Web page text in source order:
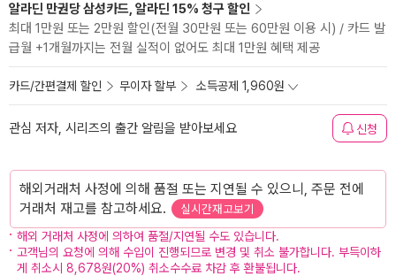
알라딘 만권당 삼성카드, 알라딘 15% 청구 할인
최대 1만원 또는 2만원 할인(전월 30만원 또는 60만원 이용 시) / 카드 발
급월 +1개월까지는 전월 실적이 없어도 최대 1만원 혜택 제공
카드/간편결제 할인 무이자 할부 소득공제 1,960원
관심 저자, 시리즈의 출간 알림을 받아보세요 신청
해외거래처 사정에 의해 품절 또는 지연될 수 있으니, 주문 전에
거래처 재고를 참고하세요.
실시간재고보기
해외 거래처 사정에 의하여 품절/지연될 수도 있습니다.
고객님의 요청에 의해 수입이 진행되므로 변경 및 취소 불가합니다. 부득이하
게 취소시 8,678원(20%) 취소수수료 차감 후 환불됩니다.